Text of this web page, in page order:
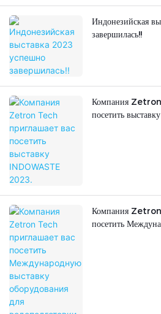
Индонезийская
завершилась!!
Компания Zetron
посетить
Компания Zetron
посетить